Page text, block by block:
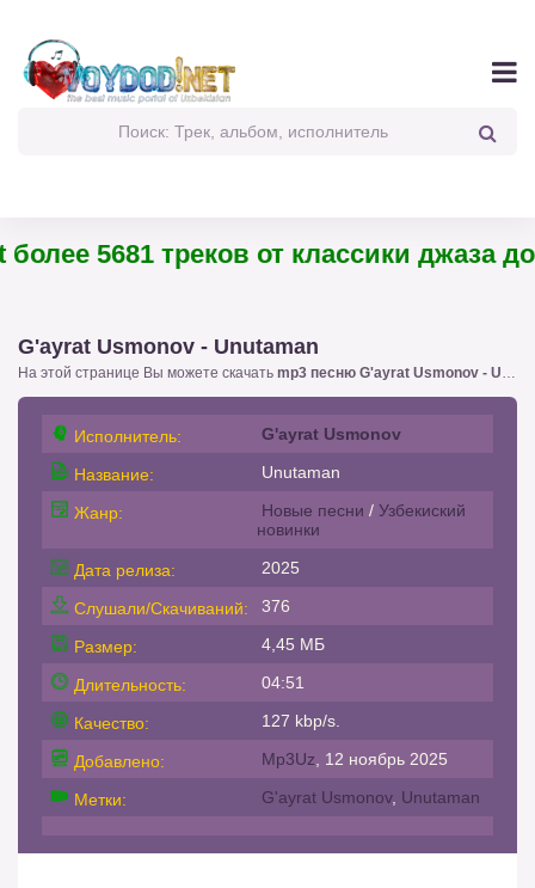
5681 треков от классики джаза до
G'ayrat Usmonov - Unutaman
На этой странице Вы можете скачать mp3 песню G'ayrat Usmonov - Unutaman
Исполнитель: G'ayrat Usmonov
Название: Unutaman
Жанр: Новые песни / Узбекиский
новинки
Дата релиза: 2025
Слушали/Скачиваний: 376
Размер: 4,45 МБ
Длительность: 04:51
Качество: 127 kbp/s.
Добавлено: Mp3Uz , 12 ноябрь 2025
Метки: G'ayrat Usmonov, Unutaman